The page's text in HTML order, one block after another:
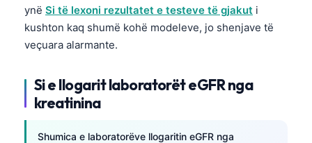
ynë Si të lexoni rezultatet e testeve të gjakut i
kushton kaq shumë kohë modeleve, jo shenjave të
veçuara alarmante.
Si e llogarit laboratorët eGFR nga
kreatinina
Shumica e laboratorëve llogaritin eGFR nga